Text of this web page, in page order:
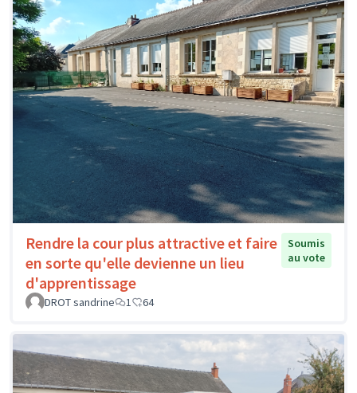
Rendre la cour plus attractive et faire
en sorte qu'elle devienne un lieu
d'apprentissage
Soumis
au vote
DROT sandrine 1 64